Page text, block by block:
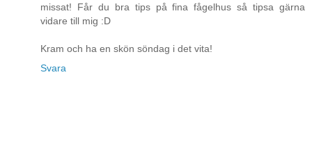
missat! Får du bra tips på fina fågelhus så tipsa gärna
vidare till mig :D
Kram och ha en skön söndag i det vita!
Svara